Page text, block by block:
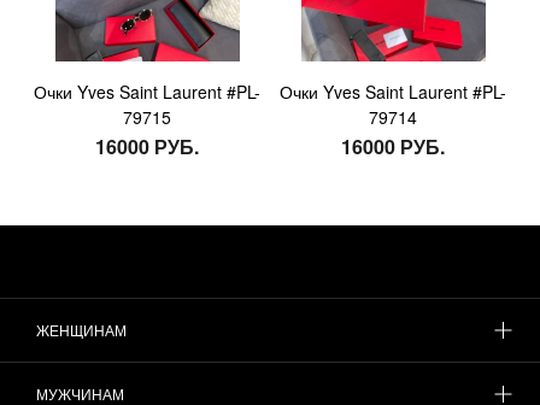
Очки Yves Saint Laurent #PL-
79715
16000 РУБ.
Очки Yves Saint Laurent #PL-
79714
16000 РУБ.
ЖЕНЩИНАМ
МУЖЧИНАМ